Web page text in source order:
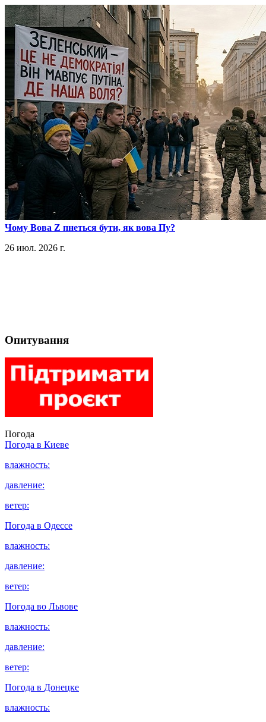
​Чому Вова Z пнеться бути, як вова Пу?
26 июл. 2026 г.
Опитування
Погода
Погода в Киеве
влажность:
давление:
ветер:
Погода в Одессе
влажность:
давление:
ветер:
Погода во Львове
влажность:
давление:
ветер:
Погода в Донецке
влажность: